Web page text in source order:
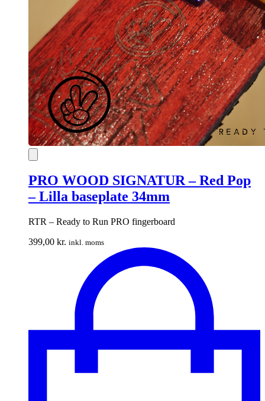
PRO WOOD SIGNATUR – Red Pop
– Lilla baseplate 34mm
RTR – Ready to Run PRO fingerboard
399,00 kr. inkl. moms